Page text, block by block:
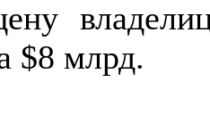
$8 млрд.